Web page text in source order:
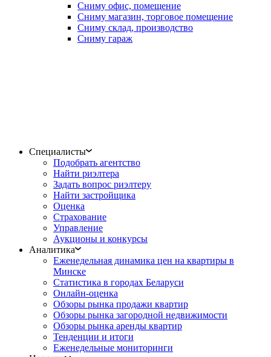
Сниму офис, помещение
Сниму магазин, торговое помещение
Сниму склад, производство
Сниму гараж
Специалисты
Подобрать агентство
Найти риэлтера
Задать вопрос риэлтеру
Найти застройщика
Оценка
Страхование
Управление
Аукционы и конкурсы
Аналитика
Еженедельная динамика цен на квартиры в
Минске
Статистика в городах Беларуси
Онлайн-оценка
Обзоры рынка продажи квартир
Обзоры рынка загородной недвижимости
Обзоры рынка аренды квартир
Тенденции и итоги
Еженедельные мониторинги